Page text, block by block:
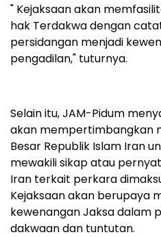
" Kejaksaan akan
hak Terdakwa dengan
persidangan menjadi
pengadilan," tuturnya.
Selain itu, JAM-Pidum
akan mempertimbangkan
Besar Republik Islam Iran
mewakili sikap atau
Iran terkait perkara
Kejaksaan akan berupaya
kewenangan Jaksa dalam
dakwaan dan tuntutan.